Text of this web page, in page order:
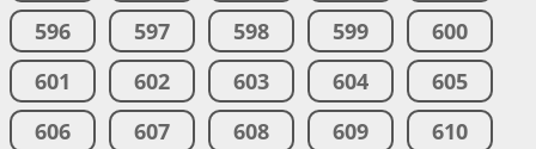
596
597 598 599
600
601
602 603 604
605
606
607 608 609
610